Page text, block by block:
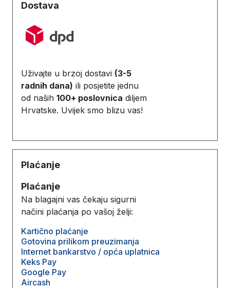
Dostava
Uživajte u brzoj dostavi (3-5
radnih dana) ili posjetite jednu
od naših 100+ poslovnica diljem
Hrvatske. Uvijek smo blizu vas!
Plaćanje
Plaćanje
Na blagajni vas čekaju sigurni
načini plaćanja po vašoj želji:
Kartično plaćanje
Gotovina prilikom preuzimanja
Internet bankarstvo / opća uplatnica
Keks Pay
Google Pay
Aircash